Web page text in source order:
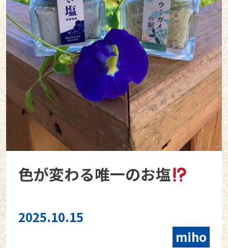
色が変わる唯一のお塩
2025.10.15
miho